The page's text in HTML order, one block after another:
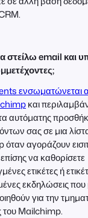
email και
ενσωματώνεται
και
αυτόματης
σας σε μια
αγοράζουν
να καθορίσετε
ετικέτες ή
εκδηλώσεις
για την
του Mailchimp.